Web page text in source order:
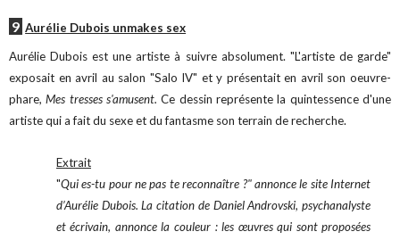
9 Aurélie Dubois unmakes sex
Aurélie Dubois est une artiste à suivre absolument. "L'artiste de garde"
exposait en avril au salon "Salo IV" et y présentait en avril son oeuvre-
phare,Mes tresses s'amusent. Ce dessin représente la quintessence d'une
artiste qui a fait du sexe et du fantasme son terrain de recherche.
Extrait
"Qui es-tu pour ne pas te reconnaître ?" annonce le site Internet
d’Aurélie Dubois. La citation de Daniel Androvski, psychanalyste
et écrivain, annonce la couleur : les œuvres qui sont proposées